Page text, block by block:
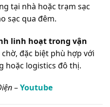
tại nhà hoặc trạm sạc
sạc qua đêm.
linh hoạt trong vận
đặc biệt phù hợp với
hoặc logistics đô thị.
–Youtube